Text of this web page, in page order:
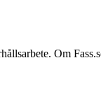
Om